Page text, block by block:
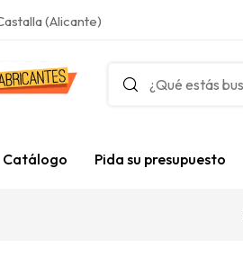
herramientas
(Alicante)
Catálogo Pida su presupuesto